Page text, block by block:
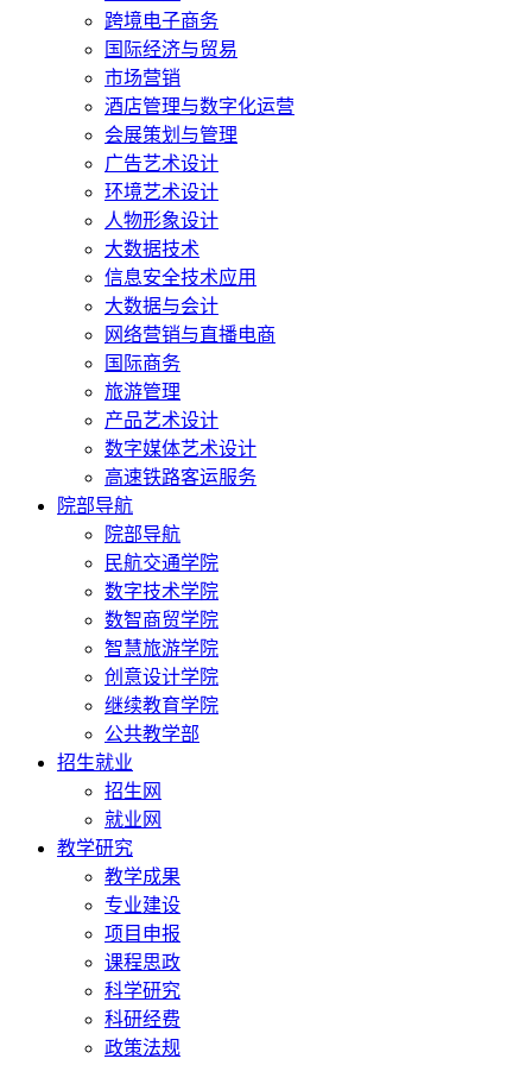
跨境电子商务
国际经济与贸易
市场营销
酒店管理与数字化运营
会展策划与管理
广告艺术设计
环境艺术设计
人物形象设计
大数据技术
信息安全技术应用
大数据与会计
网络营销与直播电商
国际商务
旅游管理
产品艺术设计
数字媒体艺术设计
高速铁路客运服务
院部导航
院部导航
民航交通学院
数字技术学院
数智商贸学院
智慧旅游学院
创意设计学院
继续教育学院
公共教学部
招生就业
招生网
就业网
教学研究
教学成果
专业建设
项目申报
课程思政
科学研究
科研经费
政策法规